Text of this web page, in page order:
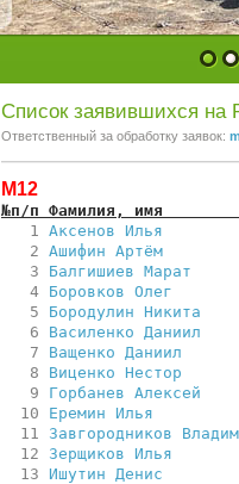
1 2
Список заявившихся на
Ответственный за обработку заявок:
М12
№п/п Фамилия, имя
   1
Аксенов
   2
Ашифин
   3
Балгишиев
   4
Боровков
   5
Бородулин
   6
Василенко
   7
Ващенко
   8
Виценко
   9
Горбанев
  10
Еремин
  11
Завгородников
  12
Зерщиков
  13
Ишутин